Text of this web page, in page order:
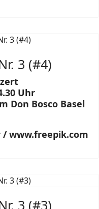
3 (#4)
Uhr
Don Bosco Basel
www.freepik.com
3 (#3)